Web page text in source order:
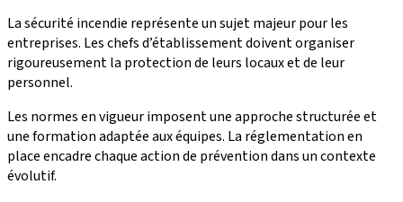
La sécurité incendie représente un sujet majeur pour les
entreprises. Les chefs d’établissement doivent organiser
rigoureusement la protection de leurs locaux et de leur
personnel.
Les normes en vigueur imposent une approche structurée et
une formation adaptée aux équipes. La réglementation en
place encadre chaque action de prévention dans un contexte
évolutif.